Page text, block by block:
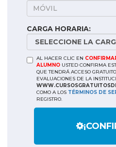
CARGA HORARIA:
AL HACER CLIC EN
ALUMNO USTED CONFIRMA
QUE TENDRÁ ACCESO
EVALUACIONES DE LA
COMO A LOS TÉRMINOS DE
REGISTRO.